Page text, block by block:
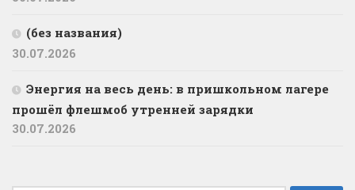
(без названия)
30.07.2026
️Энергия на весь день: в пришкольном лагере
прошёл флешмоб утренней зарядки
30.07.2026